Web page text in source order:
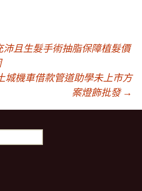
沛且生髮手術抽脂保障植髮價
城機車借款管道助學未上市方
案燈飾批發 →